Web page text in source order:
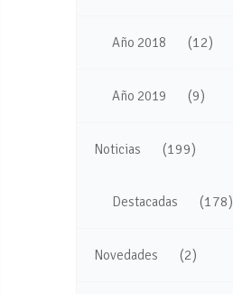
Año 2018 (12)
Año 2019 (9)
Noticias (199)
Destacadas (178)
Novedades (2)